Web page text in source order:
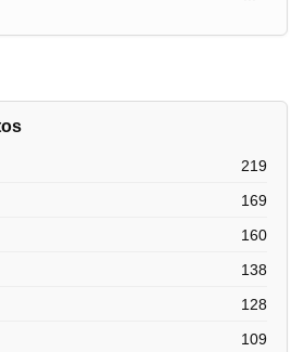
219
169
160
138
128
109